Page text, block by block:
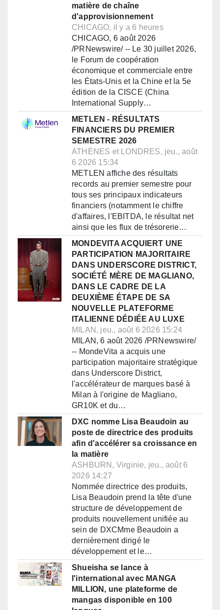
matière de chaîne
d'approvisionnement
CHICAGO, il y a 6 heures
CHICAGO, 6 août 2026
/PRNewswire/ -- Le 30 juillet 2026,
le Forum de coopération
économique et commerciale entre
les États-Unis et la Chine et la 5e
édition de la CISCE (China
International Supply…
METLEN - RÉSULTATS
FINANCIERS DU PREMIER
SEMESTRE 2026
ATHÈNES et LONDRES, jeu., août
6 2026 15:34
METLEN affiche des résultats
records au premier semestre pour
tous ses principaux indicateurs
financiers (notamment le chiffre
d'affaires, l'EBITDA, le résultat net
ainsi que les flux de trésorerie…
MONDEVITA ACQUIERT UNE
PARTICIPATION MAJORITAIRE
DANS UNDERSCORE DISTRICT,
SOCIÉTÉ MÈRE DE MAGLIANO,
DANS LE CADRE DE LA
DEUXIÈME ÉTAPE DE SA
NOUVELLE PLATEFORME
ITALIENNE DÉDIÉE AU LUXE
MILAN, jeu., août 6 2026 15:24
MILAN, 6 août 2026 /PRNewswire/
-- MondeVita a acquis une
participation majoritaire stratégique
dans Underscore District,
l'accélérateur de marques basé à
Milan à l'origine de Magliano,
GR10K et du…
DXC nomme Lisa Beaudoin au
poste de directrice des produits
afin d'accélérer sa croissance en
la matière
ASHBURN, Virginie, jeu., août 6
2026 14:27
Nommée directrice des produits,
Lisa Beaudoin prend la tête d'une
structure de développement de
produits nouvellement unifiée au
sein de DXCMme Beaudoin a
dernièrement dirigé le
développement et le…
Shueisha se lance à
l'international avec MANGA
MILLION, une plateforme de
mangas disponible en 100